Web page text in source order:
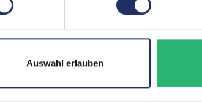
Auswahl erlauben
Onboard-Grafik:
Fingerprintreader:
Zustand:
Partnerprogramm: